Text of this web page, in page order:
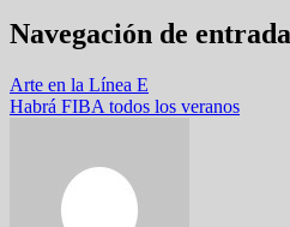
Navegación de
Arte en la Línea E
Habrá FIBA todos los veranos